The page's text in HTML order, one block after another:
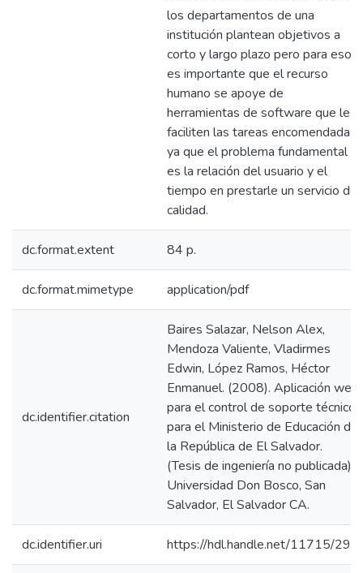
los departamentos de una
institución plantean objetivos a
corto y largo plazo pero para eso
es importante que el recurso
humano se apoye de
herramientas de software que les
faciliten las tareas encomendadas
ya que el problema fundamental
es la relación del usuario y el
tiempo en prestarle un servicio de
calidad.
dc.format.extent 84 p.
dc.format.mimetype application/pdf
dc.identifier.citation
Baires Salazar, Nelson Alex,
Mendoza Valiente, Vladirmes
Edwin, López Ramos, Héctor
Enmanuel. (2008). Aplicación web
para el control de soporte técnico
para el Ministerio de Educación de
la República de El Salvador.
(Tesis de ingeniería no publicada).
Universidad Don Bosco, San
Salvador, El Salvador CA.
dc.identifier.uri https://hdl.handle.net/11715/297